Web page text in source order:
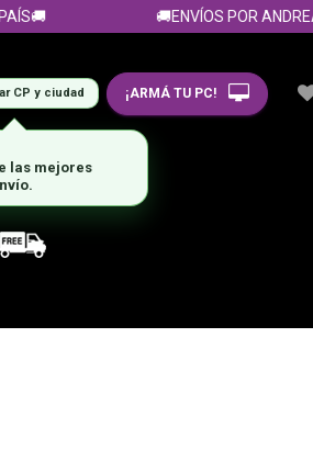
🚚ENVÍOS POR
CP y ciudad ¡ARMÁ TU PC!
las mejores